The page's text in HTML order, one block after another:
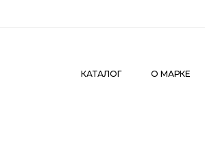
КАТАЛОГ О МАРКЕ